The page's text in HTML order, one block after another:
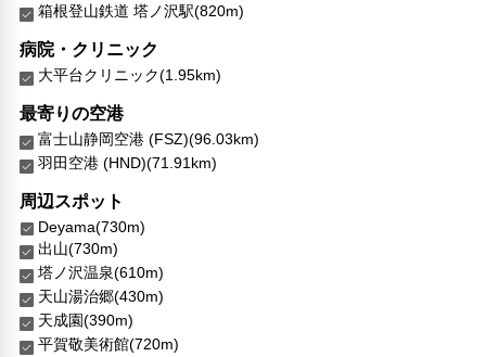
郵便サービス
リネン・衣類の湯洗い
キャッシュレス支払いサービス
箱根登山鉄道 塔ノ沢駅(820m)
病院・クリニック
大平台クリニック(1.95km)
最寄りの空港
富士山静岡空港 (FSZ)(96.03km)
羽田空港 (HND)(71.91km)
周辺スポット
Deyama(730m)
出山(730m)
塔ノ沢温泉(610m)
天山湯治郷(430m)
天成園(390m)
平賀敬美術館(720m)